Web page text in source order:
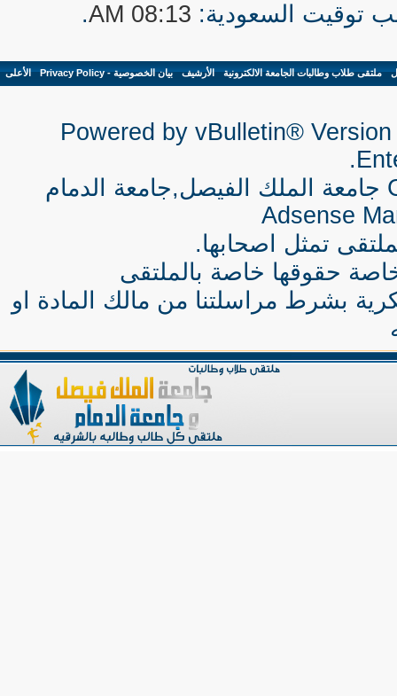
08:13 AM
.
-ملتقى طلاب وطالبات الجامعة الالكترونية-الأرشيف-بيان الخصوصية - Privacy Policy -الأعلى
Powered by vBulletin®
جامعة الملك الفيصل,جامعة الدمام
Adsense
تمثل اصحابها.
حقوقها خاصة بالملتقى
بشرط مراسلتنا من مالك المادة او